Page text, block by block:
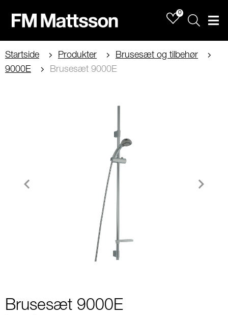
0
Sök
Startside Produkter
Brusesæt og tilbehør
9000E
Brusesæt 9000E
Brusesæt 9000E